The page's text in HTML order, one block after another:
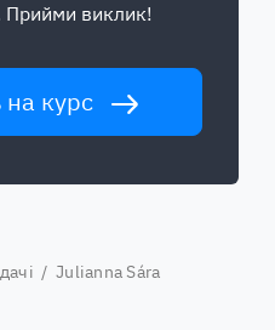
Прийми виклик!
на курс
/ Julianna Sára